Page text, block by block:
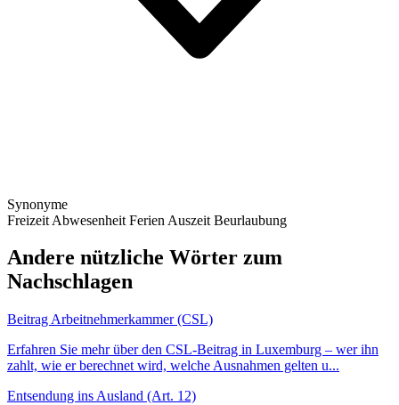
Synonyme
Freizeit Abwesenheit Ferien Auszeit Beurlaubung
Andere nützliche Wörter zum
Nachschlagen
Beitrag Arbeitnehmerkammer (CSL)
Erfahren Sie mehr über den CSL-Beitrag in Luxemburg – wer ihn
zahlt, wie er berechnet wird, welche Ausnahmen gelten u...
Entsendung ins Ausland (Art. 12)